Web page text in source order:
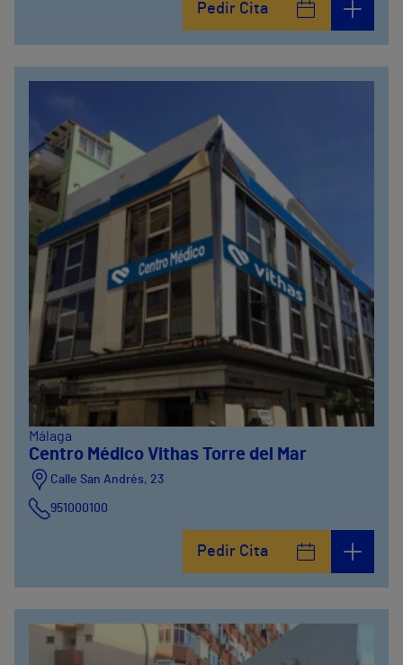
951 000 100
Pedir Cita
Málaga
Centro Médico Vithas Torre del Mar
Calle San Andrés, 23
951000100
Pedir Cita